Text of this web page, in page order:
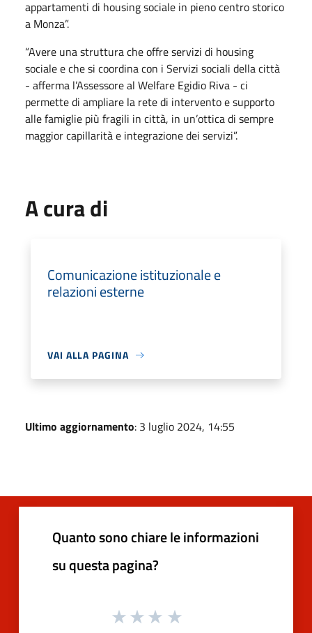
appartamenti di housing sociale in pieno centro storico
a Monza”.
“Avere una struttura che offre servizi di housing
sociale e che si coordina con i Servizi sociali della città
- afferma l’Assessore al Welfare Egidio Riva - ci
permette di ampliare la rete di intervento e supporto
alle famiglie più fragili in città, in un’ottica di sempre
maggior capillarità e integrazione dei servizi”.
A cura di
Comunicazione istituzionale e
relazioni esterne
VAI ALLA PAGINA
Ultimo aggiornamento: 3 luglio 2024, 14:55
Quanto sono chiare le informazioni
su questa pagina?